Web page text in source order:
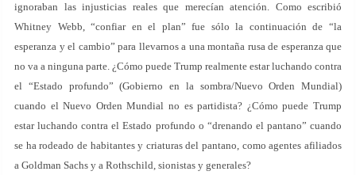
ignoraban las injusticias reales que merecían atención. Como escribió
Whitney Webb, “confiar en el plan” fue sólo la continuación de “la
esperanza y el cambio” para llevarnos a una montaña rusa de esperanza que
no va a ninguna parte. ¿Cómo puede Trump realmente estar luchando contra
el “Estado profundo” (Gobierno en la sombra/Nuevo Orden Mundial)
cuando el Nuevo Orden Mundial no es partidista? ¿Cómo puede Trump
estar luchando contra el Estado profundo o “drenando el pantano” cuando
se ha rodeado de habitantes y criaturas del pantano, como agentes afiliados
a Goldman Sachs y a Rothschild, sionistas y generales?